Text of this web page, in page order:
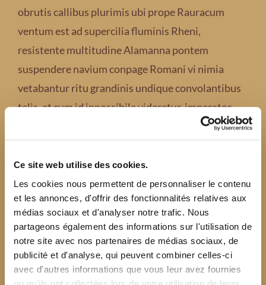
Ce site web utilise des cookies.
Les cookies nous permettent de personnaliser le contenu
et les annonces, d'offrir des fonctionnalités relatives aux
médias sociaux et d'analyser notre trafic. Nous
partageons également des informations sur l'utilisation de
notre site avec nos partenaires de médias sociaux, de
publicité et d'analyse, qui peuvent combiner celles-ci
avec d'autres informations que vous leur avez fournies
obrutis callibus plurimis ubi prope Rauracum
ventum est ad supercilia fluminis Rheni,
resistente multitudine Alamanna pontem
suspendere navium conpage Romani vi nimia
vetabantur ritu grandinis undique convolantibus
telis, et cum id inpossibile videretur, imperator
cogitationibus magnis attonitus, quid capesseret
turbarum adorti sunt Montium primum, qui
divertebat in proximo, levi corpore senem atque
morbosum, et hirsutis resticulis cruribus eius
innexis divaricaturn sine spiramento ullo ad usque
praetorium traxere praefecti.